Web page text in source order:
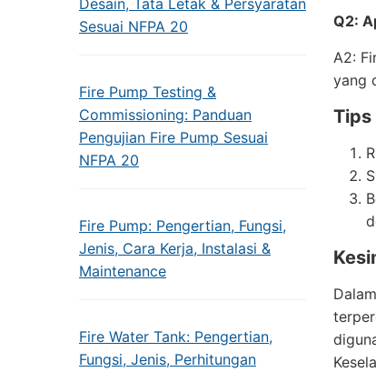
Desain, Tata Letak & Persyaratan
Sesuai NFPA 20
Fire Pump Testing &
Commissioning: Panduan
Pengujian Fire Pump Sesuai
NFPA 20
Fire Pump: Pengertian, Fungsi,
Jenis, Cara Kerja, Instalasi &
Maintenance
Fire Water Tank: Pengertian,
Fungsi, Jenis, Perhitungan
Q2:
A2:
yang
Tips